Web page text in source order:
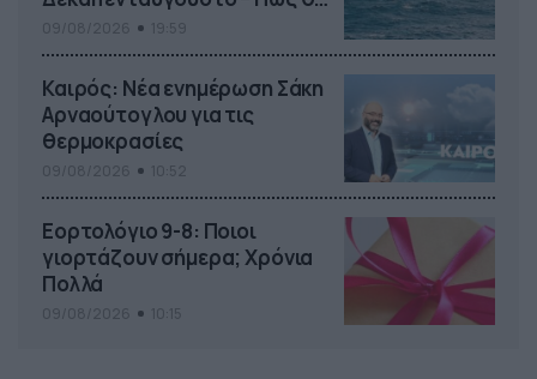
κυλήσει η εβδομάδα
Καιρός: Νέα ενημέρωση Σάκη
Αρναούτογλου για τις
θερμοκρασίες
Εορτολόγιο 9-8: Ποιοι
γιορτάζουν σήμερα; Χρόνια
Πολλά